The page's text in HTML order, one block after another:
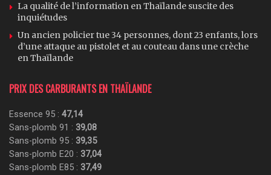
La qualité de l’information en Thaïlande suscite des
inquiétudes
Un ancien policier tue 34 personnes, dont 23 enfants, lors
d’une attaque au pistolet et au couteau dans une crèche
en Thaïlande
PRIX DES CARBURANTS EN THAÏLANDE
Essence 95 : 47,14
Sans-plomb 91 : 39,08
Sans-plomb 95 : 39,35
Sans-plomb E20 : 37,04
Sans-plomb E85 : 37,49